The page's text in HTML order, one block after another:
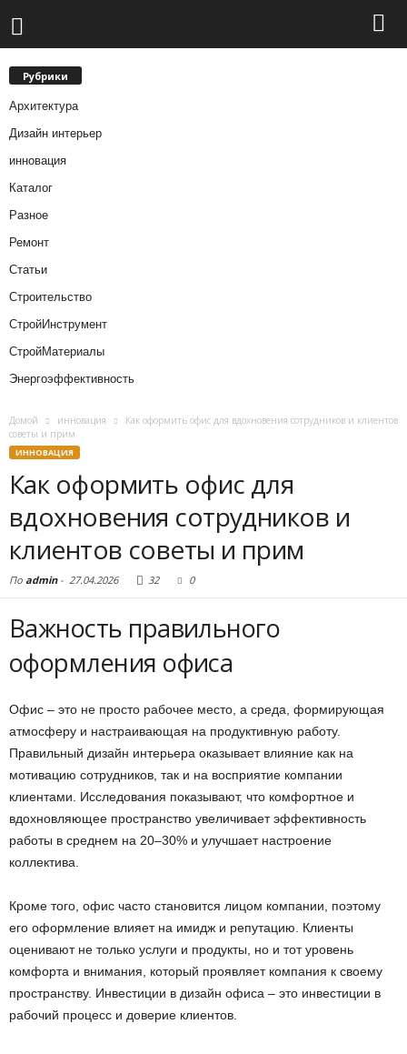
Рубрики
Архитектура
Дизайн интерьер
инновация
Каталог
Разное
Ремонт
Статьи
Строительство
СтройИнструмент
СтройМатериалы
Энергоэффективность
Домой инновация
Как оформить офис для вдохновения сотрудников и клиентов
советы и прим
ИННОВАЦИЯ
Как оформить офис для
вдохновения сотрудников и
клиентов советы и прим
По admin- 27.04.2026 32 0
Важность правильного
оформления офиса
Офис – это не просто рабочее место, а среда, формирующая
атмосферу и настраивающая на продуктивную работу.
Правильный дизайн интерьера оказывает влияние как на
мотивацию сотрудников, так и на восприятие компании
клиентами. Исследования показывают, что комфортное и
вдохновляющее пространство увеличивает эффективность
работы в среднем на 20–30% и улучшает настроение
коллектива.
Кроме того, офис часто становится лицом компании, поэтому
его оформление влияет на имидж и репутацию. Клиенты
оценивают не только услуги и продукты, но и тот уровень
комфорта и внимания, который проявляет компания к своему
пространству. Инвестиции в дизайн офиса – это инвестиции в
рабочий процесс и доверие клиентов.